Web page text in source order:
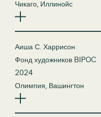
Чикаго, Иллинойс
Аиша С. Харрисон
Фонд художников BIPOC
2024
Олимпия, Вашингтон